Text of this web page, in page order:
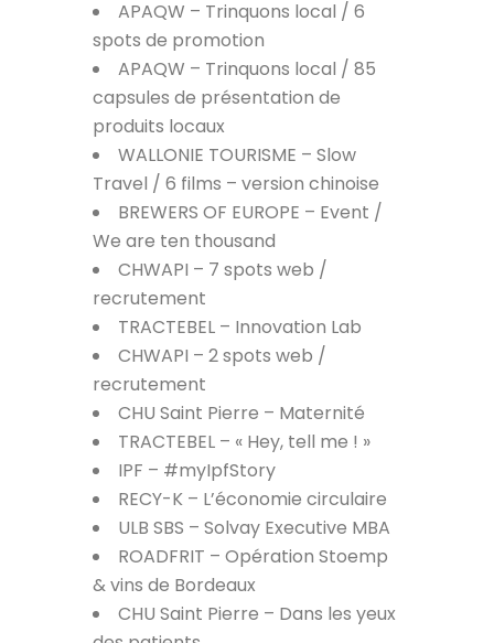
APAQW – Trinquons local / 6
spots de promotion
APAQW – Trinquons local / 85
capsules de présentation de
produits locaux
WALLONIE TOURISME – Slow
Travel / 6 films – version chinoise
BREWERS OF EUROPE – Event /
We are ten thousand
CHWAPI – 7 spots web /
recrutement
TRACTEBEL – Innovation Lab
CHWAPI – 2 spots web /
recrutement
CHU Saint Pierre – Maternité
TRACTEBEL – « Hey, tell me ! »
IPF – #myIpfStory
RECY-K – L’économie circulaire
ULB SBS – Solvay Executive MBA
ROADFRIT – Opération Stoemp
& vins de Bordeaux
CHU Saint Pierre – Dans les yeux